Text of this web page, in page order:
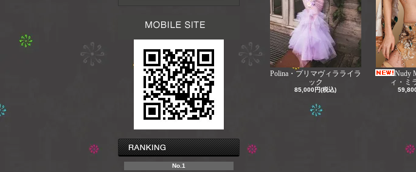
No.1
Polina・プリマヴィラライラ
ック
85,000円(税込)
Nudy
ィ・ミ